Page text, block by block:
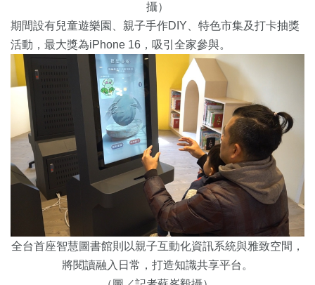
攝）
期間設有兒童遊樂園、親子手作DIY、特色市集及打卡抽獎
活動，最大獎為iPhone 16，吸引全家參與。
全台首座智慧圖書館則以親子互動化資訊系統與雅致空間，
將閱讀融入日常，打造知識共享平台。